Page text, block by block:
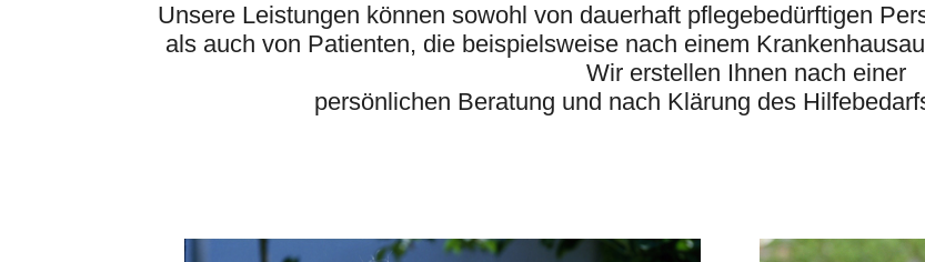
Unsere Leistungen können sowohl von dauerhaft pflegebedürftigen
als auch von Patienten, die beispielsweise nach einem
Wir erstellen Ihnen nach einer
persönlichen Beratung und nach Klärung des